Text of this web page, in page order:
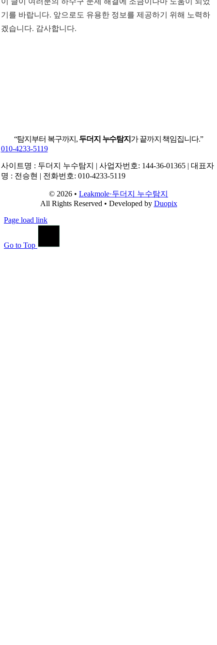
기를 바랍니다. 앞으로도 유용한 정보를 제공하기 위해 노력하
겠습니다. 감사합니다.
“탐지부터 복구까지, 두더지 누수탐지 가 끝까지 책임집니다.”
010-4233-5119
사이트명 : 두더지 누수탐지 | 사업자번호: 144-36-01365 | 대표자
명 : 전승현 | 전화번호: 010-4233-5119
© 2026 • Leakmole·두더지 누수탐지
All Rights Reserved • Developed by Duopix
Page load link
Go to Top